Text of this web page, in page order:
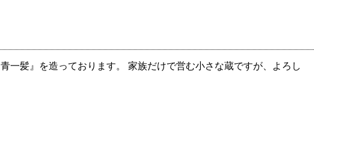
一髪』を造っております。 家族だけで営む小さな蔵ですが、よろし